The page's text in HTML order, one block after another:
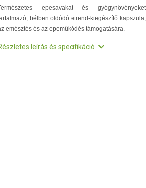
epesavakat és gyógynövényeket
bélben oldódó étrend-kiegészítő kapszula,
emésztés és az epeműködés támogatására.
leírás és specifikáció